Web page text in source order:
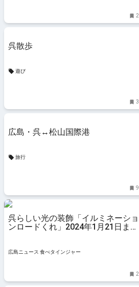
2
呉散歩
遊び
3
広島・呉↔︎松山国際港
旅行
9
呉らしい光の装飾「イルミネーショ
ンロードくれ」2024年1月21日まで
広島ニュース 食べタインジャー
2